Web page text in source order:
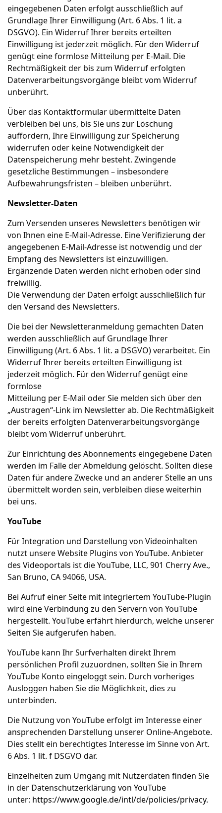
eingegebenen Daten erfolgt ausschließlich auf
Grundlage Ihrer Einwilligung (Art. 6 Abs. 1 lit. a
DSGVO). Ein Widerruf Ihrer bereits erteilten
Einwilligung ist jederzeit möglich. Für den Widerruf
genügt eine formlose Mitteilung per E-Mail. Die
Rechtmäßigkeit der bis zum Widerruf erfolgten
Datenverarbeitungsvorgänge bleibt vom Widerruf
unberührt.
Über das Kontaktformular übermittelte Daten
verbleiben bei uns, bis Sie uns zur Löschung
auffordern, Ihre Einwilligung zur Speicherung
widerrufen oder keine Notwendigkeit der
Datenspeicherung mehr besteht. Zwingende
gesetzliche Bestimmungen – insbesondere
Aufbewahrungsfristen – bleiben unberührt.
Newsletter-Daten
Zum Versenden unseres Newsletters benötigen wir
von Ihnen eine E-Mail-Adresse. Eine Verifizierung der
angegebenen E-Mail-Adresse ist notwendig und der
Empfang des Newsletters ist einzuwilligen.
Ergänzende Daten werden nicht erhoben oder sind
freiwillig.
Die Verwendung der Daten erfolgt ausschließlich für
den Versand des Newsletters.
Die bei der Newsletteranmeldung gemachten Daten
werden ausschließlich auf Grundlage Ihrer
Einwilligung (Art. 6 Abs. 1 lit. a DSGVO) verarbeitet. Ein
Widerruf Ihrer bereits erteilten Einwilligung ist
jederzeit möglich. Für den Widerruf genügt eine
formlose
Mitteilung per E-Mail oder Sie melden sich über den
„Austragen“-Link im Newsletter ab. Die Rechtmäßigkeit
der bereits erfolgten Datenverarbeitungsvorgänge
bleibt vom Widerruf unberührt.
Zur Einrichtung des Abonnements eingegebene Daten
werden im Falle der Abmeldung gelöscht. Sollten diese
Daten für andere Zwecke und an anderer Stelle an uns
übermittelt worden sein, verbleiben diese weiterhin
bei uns.
YouTube
Für Integration und Darstellung von Videoinhalten
nutzt unsere Website Plugins von YouTube. Anbieter
des Videoportals ist die YouTube, LLC, 901 Cherry Ave.,
San Bruno, CA 94066, USA.
Bei Aufruf einer Seite mit integriertem YouTube-Plugin
wird eine Verbindung zu den Servern von YouTube
hergestellt. YouTube erfährt hierdurch, welche unserer
Seiten Sie aufgerufen haben.
YouTube kann Ihr Surfverhalten direkt Ihrem
persönlichen Profil zuzuordnen, sollten Sie in Ihrem
YouTube Konto eingeloggt sein. Durch vorheriges
Ausloggen haben Sie die Möglichkeit, dies zu
unterbinden.
Die Nutzung von YouTube erfolgt im Interesse einer
ansprechenden Darstellung unserer Online-Angebote.
Dies stellt ein berechtigtes Interesse im Sinne von Art.
6 Abs. 1 lit. f DSGVO dar.
Einzelheiten zum Umgang mit Nutzerdaten finden Sie
in der Datenschutzerklärung von YouTube
unter: https://www.google.de/intl/de/policies/privacy.